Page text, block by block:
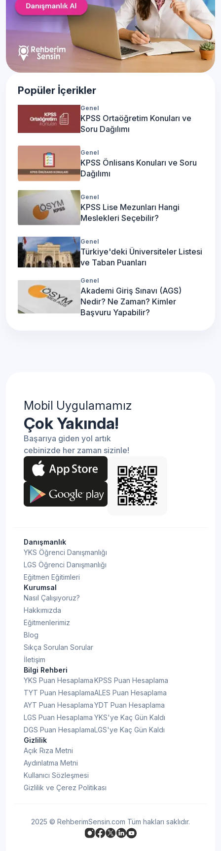
Popüler İçerikler
Genel
KPSS Ortaöğretim Konuları ve
Soru Dağılımı
Genel
KPSS Önlisans Konuları ve Soru
Dağılımı
Genel
KPSS Lise Mezunları Hangi
Meslekleri Seçebilir?
Genel
Türkiye'deki Üniversiteler Listesi
ve Taban Puanları
Genel
Akademi Giriş Sınavı (AGS)
Nedir? Ne Zaman? Kimler
Başvuru Yapabilir?
Mobil Uygulamamız
Çok Yakında!
Başarıya giden yol artık
cebinizde her zaman sizinle!
Danışmanlık
YKS Öğrenci Danışmanlığı
LGS Öğrenci Danışmanlığı
Eğitmen Eğitimleri
Kurumsal
Nasıl Çalışıyoruz?
Hakkımızda
Eğitmenlerimiz
Blog
Sıkça Sorulan Sorular
İletişim
Bilgi Rehberi
YKS Puan Hesaplama
TYT Puan Hesaplama
AYT Puan Hesaplama
LGS Puan Hesaplama
DGS Puan Hesaplama
KPSS Puan Hesaplama
ALES Puan Hesaplama
YDT Puan Hesaplama
YKS'ye Kaç Gün Kaldı
LGS'ye Kaç Gün Kaldı
Gizlilik
Açık Rıza Metni
Aydınlatma Metni
Kullanıcı Sözleşmesi
Gizlilik ve Çerez Politikası
2025 © RehberimSensin.com Tüm hakları saklıdır.